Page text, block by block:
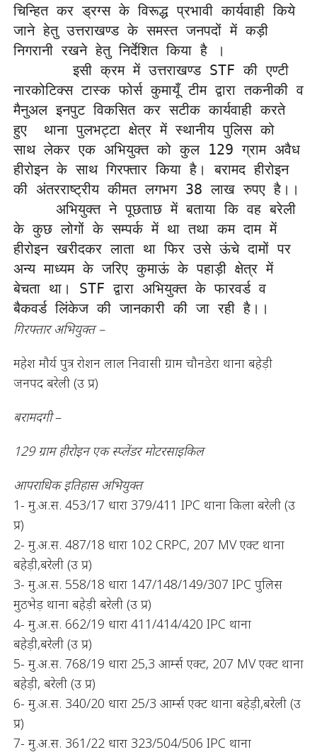
चिन्हित कर ड्रग्स के विरूद्ध प्रभावी कार्यवाही किये
जाने हेतु उत्तराखण्ड के समस्त जनपदों में कड़ी
निगरानी रखने हेतु निर्देशित किया है ।
       इसी क्रम में उत्तराखण्ड STF की एण्टी
नारकोटिक्स टास्क फोर्स कुमायूँ टीम द्वारा तकनीकी व
मैनुअल इनपुट विकसित कर सटीक कार्यवाही करते
हुए  थाना पुलभट्टा क्षेत्र में स्थानीय पुलिस को
साथ लेकर एक अभियुक्त को कुल 129 ग्राम अवैध
हीरोइन के साथ गिरफ्तार किया है। बरामद हीरोइन
की अंतरराष्ट्रीय कीमत लगभग 38 लाख रुपए है।।
के कुछ लोगों के सम्पर्क में था तथा कम दाम में
हीरोइन खरीदकर लाता था फिर उसे ऊंचे दामों पर
अन्य माध्यम के जरिए कुमाऊं के पहाड़ी क्षेत्र में
बेचता था। STF द्वारा अभियुक्त के फारवर्ड व
बैकवर्ड लिंकेज की जानकारी की जा रही है।।
गिरफ्तार अभियुक्त –
महेश मौर्य पुत्र रोशन लाल निवासी ग्राम चौनडेरा थाना बहेड़ी
जनपद बरेली (उ प्र)
बरामदगी–
129 ग्राम हीरोइन एक स्प्लेंडर मोटरसाइकिल
आपराधिक इतिहास अभियुक्त
1- मु.अ.स. 453/17 धारा 379/411 IPC थाना किला बरेली (उ
प्र)
2- मु.अ.स. 487/18 धारा 102 CRPC, 207 MV एक्ट थाना
बहेड़ी,बरेली (उ प्र)
3- मु.अ.स. 558/18 धारा 147/148/149/307 IPC पुलिस
मुठभेड़ थाना बहेड़ी बरेली (उ प्र)
4- मु.अ.स. 662/19 धारा 411/414/420 IPC थाना
बहेड़ी,बरेली (उ प्र)
5- मु.अ.स. 768/19 धारा 25,3 आर्म्स एक्ट, 207 MV एक्ट थाना
बहेड़ी, बरेली (उ प्र)
6- मु.अ.स. 340/20 धारा 25/3 आर्म्स एक्ट थाना बहेड़ी,बरेली (उ
प्र)
7- मु.अ.स. 361/22 धारा 323/504/506 IPC थाना